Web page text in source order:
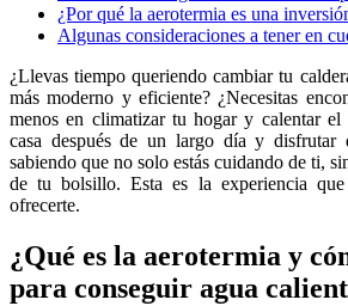
¿Por qué la aerotermia es una
Algunas consideraciones a tener en
¿Llevas tiempo queriendo cambiar tu
más moderno y eficiente? ¿Necesitas
menos en climatizar tu hogar y calentar el
casa después de un largo día y disfrutar
sabiendo que no solo estás cuidando de ti,
de tu bolsillo. Esta es la experiencia que
ofrecerte.
¿Qué es la aerotermia y
para conseguir agua